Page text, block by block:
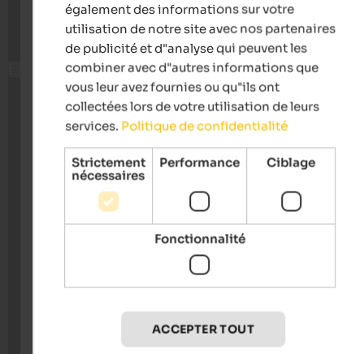
également des informations sur votre
utilisation de notre site avec nos partenaires
de publicité et d"analyse qui peuvent les
combiner avec d"autres informations que
vous leur avez fournies ou qu"ils ont
collectées lors de votre utilisation de leurs
services. Politique de confidentialité
Strictement
nécessaires
Performance Ciblage
Fonctionnalité
ACCEPTER TOUT